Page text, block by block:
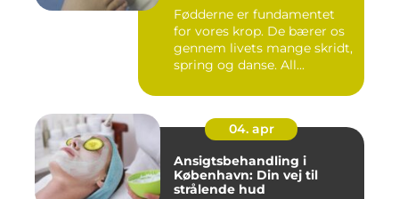
Fødderne er fundamentet
for vores krop. De bærer os
gennem livets mange skridt,
spring og danse. All...
04. apr
Ansigtsbehandling i
København: Din vej til
strålende hud